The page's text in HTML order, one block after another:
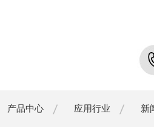
产品中心 应用行业 新